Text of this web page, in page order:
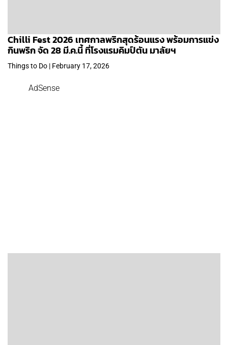
Chilli Fest 2026 เทศกาลพริกสุดร้อนแรง พร้อมการแข่ง
กินพริก จัด 28 มี.ค.นี้ ที่โรงแรมคิมป์ตัน มาลัยฯ
Things to Do | February 17, 2026
AdSense